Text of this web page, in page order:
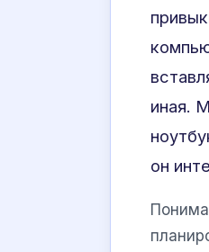
иная.
он